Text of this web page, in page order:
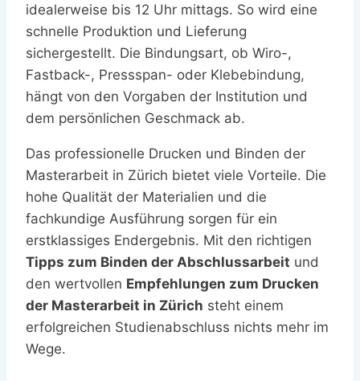
idealerweise bis 12 Uhr mittags. So wird eine
schnelle Produktion und Lieferung
sichergestellt. Die Bindungsart, ob Wiro-,
Fastback-, Pressspan- oder Klebebindung,
hängt von den Vorgaben der Institution und
dem persönlichen Geschmack ab.
Das professionelle Drucken und Binden der
Masterarbeit in Zürich bietet viele Vorteile. Die
hohe Qualität der Materialien und die
fachkundige Ausführung sorgen für ein
erstklassiges Endergebnis. Mit den richtigen
Tipps zum Binden der Abschlussarbeit und
den wertvollen Empfehlungen zum Drucken
der Masterarbeit in Zürich steht einem
erfolgreichen Studienabschluss nichts mehr im
Wege.